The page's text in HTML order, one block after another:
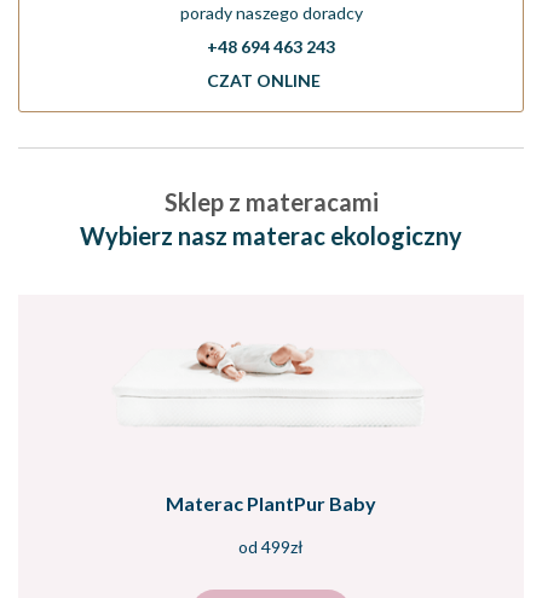
porady naszego doradcy
+48 694 463 243
CZAT ONLINE
Sklep z materacami
Wybierz nasz materac ekologiczny
Materac PlantPur Baby
od 499zł